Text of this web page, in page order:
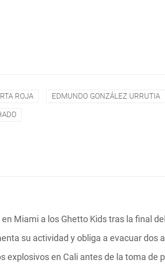
ROJA EDMUNDO GONZÁLEZ URRUTIA
Miami a los Ghetto Kids tras la final
su actividad y obliga a evacuar dos
explosivos en Cali antes de la toma de